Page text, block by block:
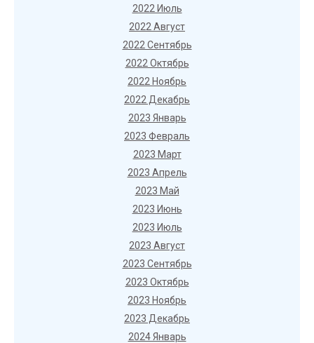
2022 Июль
2022 Август
2022 Сентябрь
2022 Октябрь
2022 Ноябрь
2022 Декабрь
2023 Январь
2023 Февраль
2023 Март
2023 Апрель
2023 Май
2023 Июнь
2023 Июль
2023 Август
2023 Сентябрь
2023 Октябрь
2023 Ноябрь
2023 Декабрь
2024 Январь